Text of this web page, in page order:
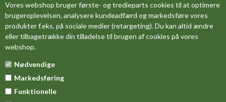
Vores webshop bruger første- og tredieparts cookies til at optimere
brugeroplevelsen, analysere kundeadfærd og markedsføre vores
produkter f.eks. på sociale medier (retargeting). Du kan altid ændre
eller tilbagetrække din tilladelse til brugen af cookies på vores
webshop.
Nødvendige
Markedsføring
Funktionelle
FORSIDE
OM OS
MÅLESKEMA
DINE FAVORITVARER